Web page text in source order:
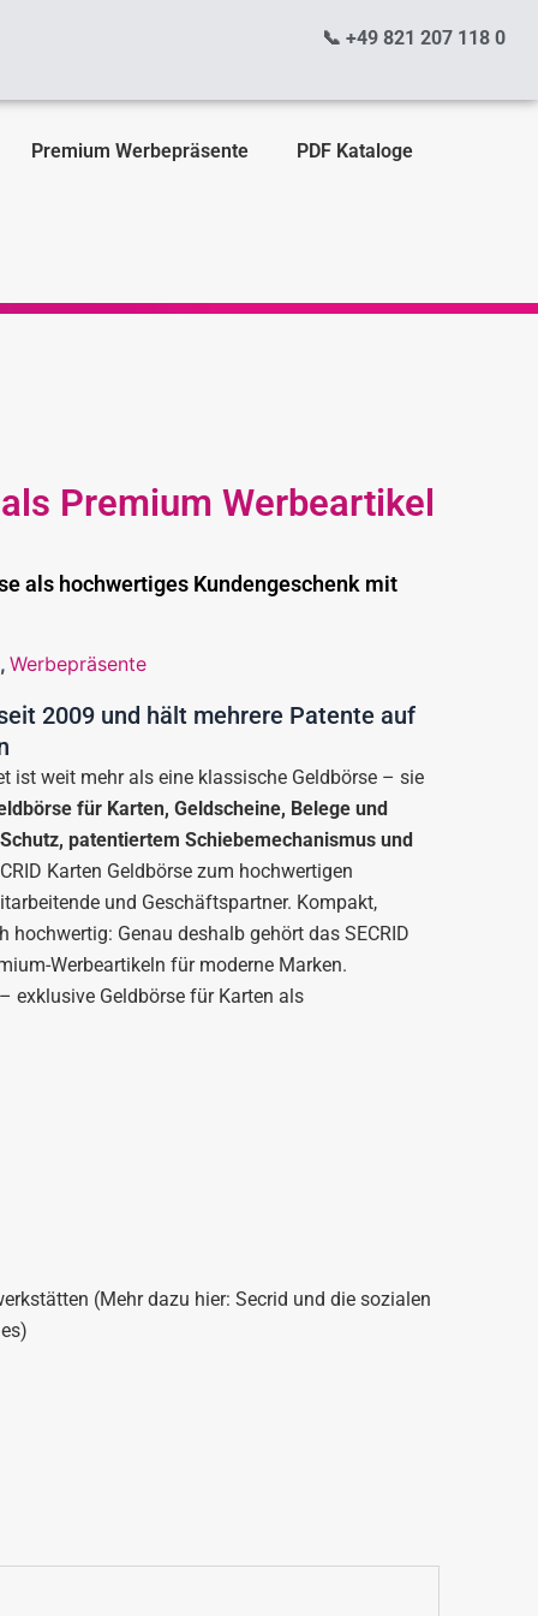
📞 +49 821 207 118 0
Premium Werbepräsente PDF Kataloge
Premium Werbeartikel
als hochwertiges Kundengeschenk mit
, Werbepräsente
2009 und hält mehrere Patente auf
ist weit mehr als eine klassische Geldbörse – sie
für Karten, Geldscheine, Belege und
patentiertem Schiebemechanismus und
Karten Geldbörse zum hochwertigen
und Geschäftspartner. Kompakt,
Genau deshalb gehört das SECRID
Werbeartikeln für moderne Marken.
exklusive Geldbörse für Karten als
(Mehr dazu hier: Secrid und die sozialen